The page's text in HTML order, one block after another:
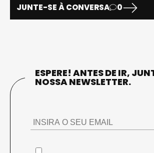
JUNTE-SE À CONVERSA 0
ESPERE! ANTES DE IR,
NOSSA NEWSLETTER.